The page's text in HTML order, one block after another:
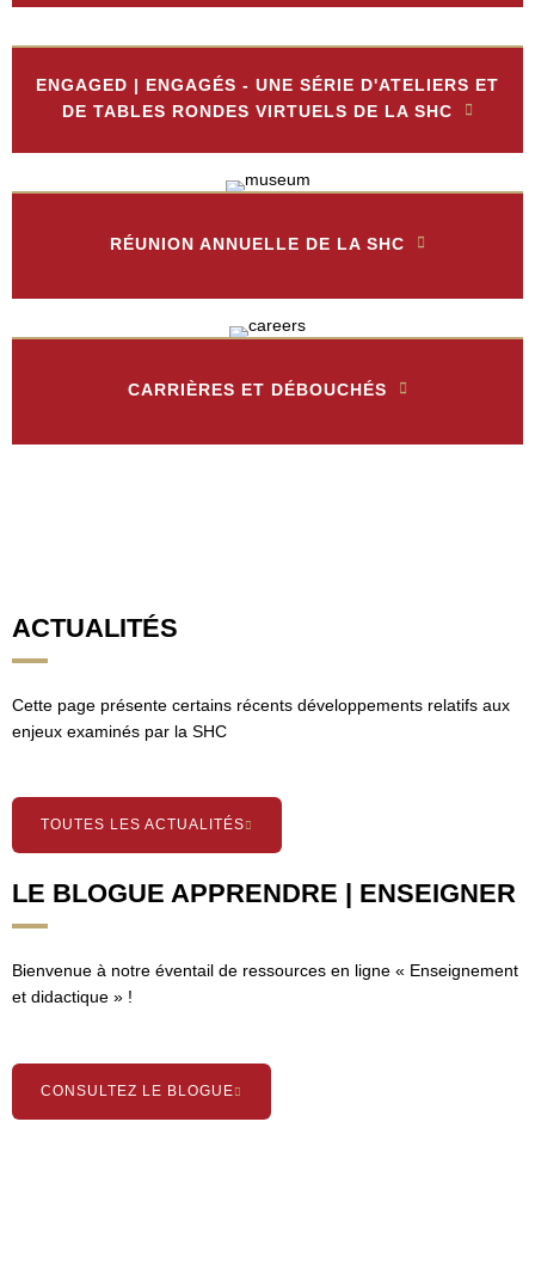
ENGAGED | ENGAGÉS - UNE SÉRIE D'ATELIERS ET
DE TABLES RONDES VIRTUELS DE LA SHC
RÉUNION ANNUELLE DE LA SHC
CARRIÈRES ET DÉBOUCHÉS
ACTUALITÉS
Cette page présente certains récents développements relatifs aux
enjeux examinés par la SHC
TOUTES LES ACTUALITÉS
LE BLOGUE APPRENDRE | ENSEIGNER
Bienvenue à notre éventail de ressources en ligne « Enseignement
et didactique » !
CONSULTEZ LE BLOGUE